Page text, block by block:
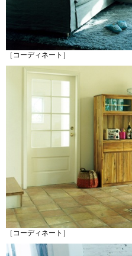
［コーディネート］
［コーディネート］